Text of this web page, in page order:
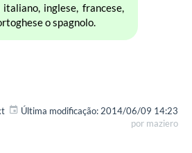
italiano, inglese, francese,
o spagnolo.
Última modificação: 2014/06/09 14:23
por maziero